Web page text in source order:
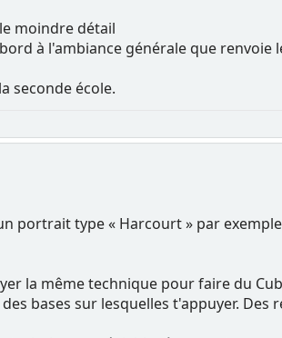
moindre détail
à l'ambiance générale que renvoie
seconde école.
portrait type « Harcourt » par
la même technique pour faire du
bases sur lesquelles t'appuyer. Des